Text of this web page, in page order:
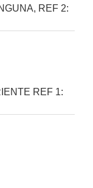
REF 2:
REF 1: